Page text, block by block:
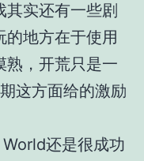
实还有一些剧
的地方在于使用
熟，开荒只是一
这方面给的激励
还是很成功